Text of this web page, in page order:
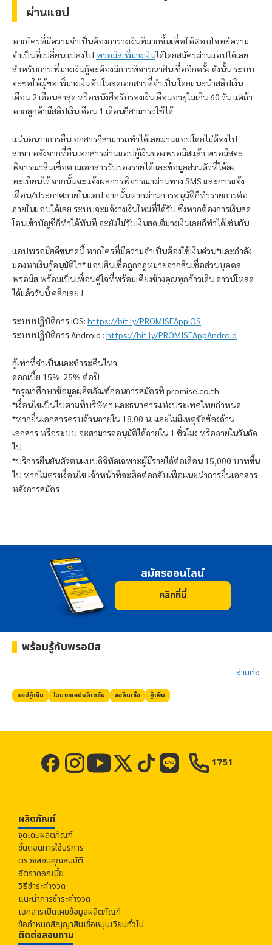
ผ่านแอป
หากใครที่มีความจำเป็นต้องการวงเงินที่มากขึ้นเพื่อให้ตอบโจทย์ความ
จำเป็นที่เปลี่ยนแปลงไป พรอมิสเพิ่มวงเงินได้โดยสมัครผ่านแอปได้เลย
สำหรับการเพิ่มวงเงินกู้จะต้องมีการพิจารณาสินเชื่ออีกครั้ง ดังนั้น ระบบ
จะขอให้ผู้ขอเพิ่มวงเงินอัปโหลดเอกสารที่จำเป็น โดยแนะนำสลิปเงิน
เดือน 2 เดือนล่าสุด หรือหนังสือรับรองเงินเดือนอายุไม่เกิน 60 วัน แต่ถ้า
หากลูกค้ามีสลิปเงินเดือน 1 เดือนก็สามารถใช้ได้
แน่นอนว่าการยื่นเอกสารก็สามารถทำได้เลยผ่านแอปโดยไม่ต้องไป
สาขา หลังจากที่ยื่นเอกสารผ่านแอปกู้เงินของพรอมิสแล้ว พรอมิสจะ
พิจารณาสินเชื่อตามเอกสารรับรองรายได้และข้อมูลส่วนตัวที่ได้ลง
ทะเบียนไว้ จากนั้นจะแจ้งผลการพิจารณาผ่านทาง SMS และการแจ้ง
เตือน/ประกาศภายในแอป จากนั้นหากผ่านการอนุมัติก็ทำรายการต่อ
ภายในแอปได้เลย ระบบจะแจ้งวงเงินใหม่ที่ได้รับ ซึ่งหากต้องการเงินสด
โอนเข้าบัญชีก็ทำได้ทันที จะยังไม่รับเงินสดเต็มวงเงินเลยก็ทำได้เช่นกัน
แอปพรอมิสดีขนาดนี้ หากใครที่มีความจำเป็นต้องใช้เงินด่วน*และกำลัง
มองหาเงินกู้อนุมัติไว* แอปสินเชื่อถูกกฎหมายจากสินเชื่อส่วนบุคคล
พรอมิสพร้อมเป็นเพื่อนคู่ใจที่พร้อมเคียงข้างคุณทุกก้าวเดิน ดาวน์โหลด
ได้แล้ววันนี้ คลิกเลย !
ระบบปฏิบัติการ iOS: https://bit.ly/PROMISEAppiOS
ระบบปฏิบัติการ Android : https://bit.ly/PROMISEAppAndroid
กู้เท่าที่จำเป็นและชำระคืนไหว
ดอกเบี้ย 15%-25% ต่อปี
*กรุณาศึกษาข้อมูลผลิตภัณฑ์ก่อนการสมัครที่ promise.co.th
*เงื่อนไขเป็นไปตามที่บริษัทฯ และธนาคารแห่งประเทศไทยกำหนด
*หากยื่นเอกสารครบถ้วนภายใน 18.00 น. และไม่มีเหตุขัดข้องด้าน
เอกสาร หรือระบบ จะสามารถอนุมัติได้ภายใน 1 ชั่วโมง หรือภายในวันถัด
ไป
*บริการยืนยันตัวตนแบบดิจิทัลเฉพาะผู้มีรายได้ต่อเดือน 15,000 บาทขึ้น
ไป หากไม่ตรงเงื่อนไข เจ้าหน้าที่จะติดต่อกลับเพื่อแนะนำการยื่นเอกสาร
หลังการสมัคร
สมัครออนไลน์
คลิกที่นี่
พร้อมรู้กับพรอมิส
แอปกู้เงิน โมบายแอปพลิเคชัน ขอสินเชื่อ กู้เพิ่ม
อ่านต่อ​
1751
ผลิตภัณฑ์
จุดเด่นผลิตภัณฑ์
ขั้นตอนการใช้บริการ
ตรวจสอบคุณสมบัติ
อัตราดอกเบี้ย
วิธีชำระค่างวด
แนะนำการชำระค่างวด
เอกสารเปิดเผยข้อมูลผลิตภัณฑ์
ข้อกำหนดสัญญาสินเชื่อหมุนเวียนทั่วไป
ติดต่อสอบถาม